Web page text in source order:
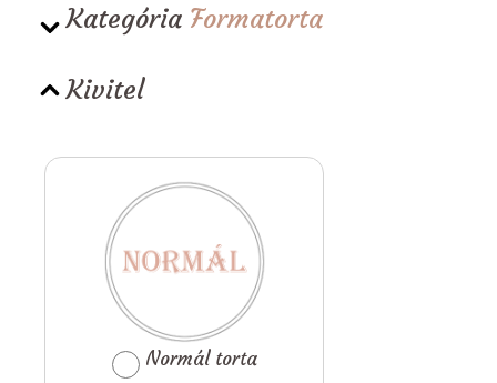
Kategória Formatorta
Kivitel
Normál torta